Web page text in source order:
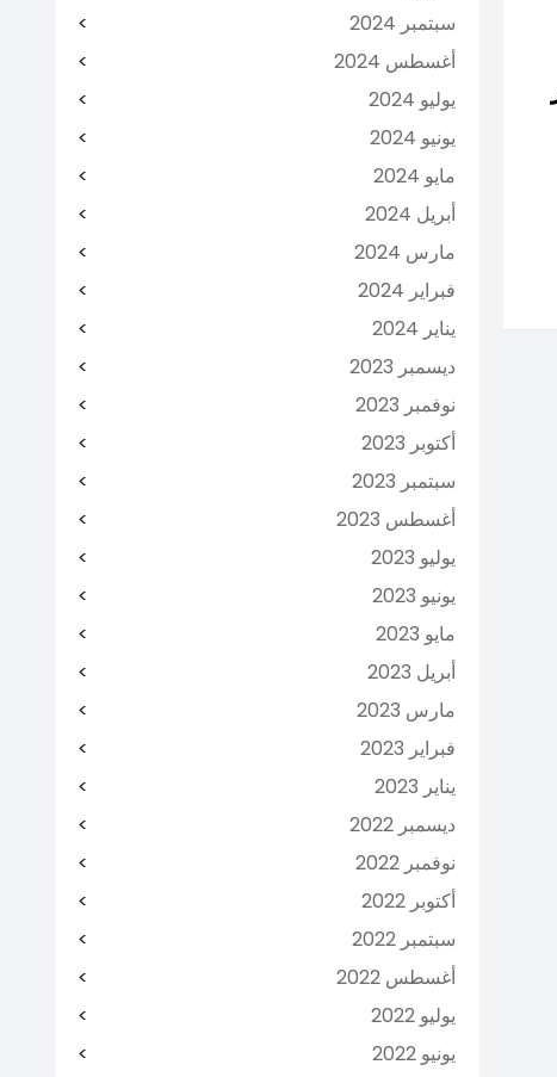
سبتمبر 2024
أغسطس 2024
يوليو 2024
يونيو 2024
مايو 2024
أبريل 2024
مارس 2024
فبراير 2024
يناير 2024
ديسمبر 2023
نوفمبر 2023
أكتوبر 2023
سبتمبر 2023
أغسطس 2023
يوليو 2023
يونيو 2023
مايو 2023
أبريل 2023
مارس 2023
فبراير 2023
يناير 2023
ديسمبر 2022
نوفمبر 2022
أكتوبر 2022
سبتمبر 2022
أغسطس 2022
يوليو 2022
يونيو 2022